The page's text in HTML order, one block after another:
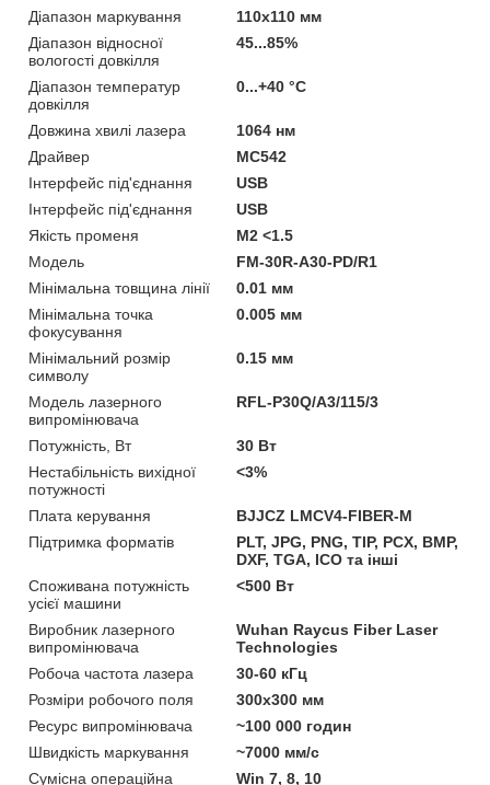
Діапазон маркування
110х110 мм
Діапазон відносної
вологості довкілля
45...85%
Діапазон температур
довкілля
0...+40 °С
Довжина хвилі лазера
1064 нм
Драйвер
МС542
Інтерфейс під'єднання
USB
Інтерфейс під'єднання
USB
Якість променя
М2 <1.5
Мoдель
FM-30R-A30-PD/R1
Мінімальна товщина лінії
0.01 мм
Мінімальна точка
фокусування
0.005 мм
Мінімальний розмір
символу
0.15 мм
Модель лазерного
випромінювача
RFL-P30Q/A3/115/3
Потужність, Вт
30 Вт
Нестабільність вихідної
потужності
<3%
Плата керування
BJJCZ LMCV4-FIBER-M
Підтримка форматів
PLT, JPG, PNG, TIP, PCX, BMP,
DXF, TGA, ICO та інші
Споживана потужність
усієї машини
<500 Вт
Виробник лазерного
випромінювача
Wuhan Raycus Fiber Laser
Technologies
Робоча частота лазера
30-60 кГц
Розміри робочого поля
300х300 мм
Ресурс випромінювача
~100 000 годин
Швидкість маркування
~7000 мм/с
Сумісна операційна
Win 7, 8, 10